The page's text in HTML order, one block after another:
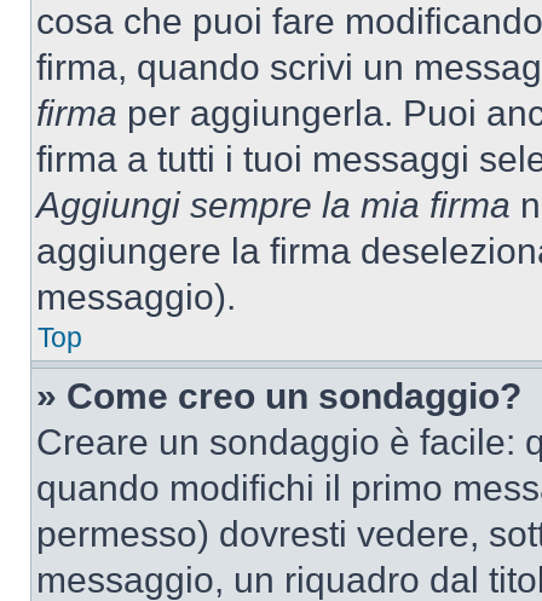
cosa che puoi fare
firma, quando scrivi un
firma per aggiungerla. Puoi
firma a tutti i tuoi messaggi
Aggiungi sempre la mia firma
aggiungere la firma
messaggio).
Top
» Come creo un sondaggio?
Creare un sondaggio è facile:
quando modifichi il primo
permesso) dovresti vedere,
messaggio, un riquadro dal